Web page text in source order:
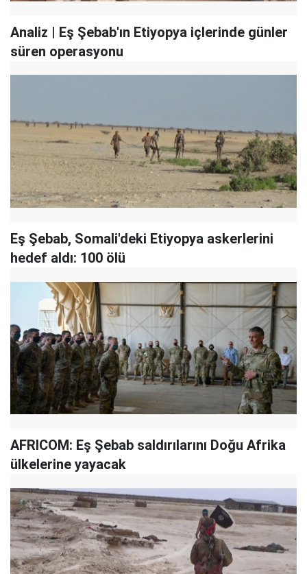
Analiz | Eş Şebab'ın Etiyopya içlerinde günler
süren operasyonu
Eş Şebab, Somali'deki Etiyopya askerlerini
hedef aldı: 100 ölü
AFRICOM: Eş Şebab saldırılarını Doğu Afrika
ülkelerine yayacak